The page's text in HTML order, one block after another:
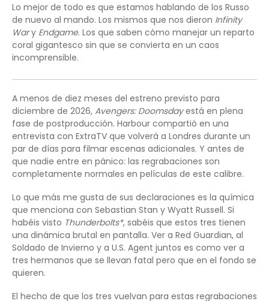
Lo mejor de todo es que estamos hablando de los Russo
de nuevo al mando. Los mismos que nos dieron Infinity
Wary Endgame. Los que saben cómo manejar un reparto
coral gigantesco sin que se convierta en un caos
incomprensible.
A menos de diez meses del estreno previsto para
diciembre de 2026, Avengers: Doomsdayestá en plena
fase de postproducción. Harbour compartió en una
entrevista con ExtraTV que volverá a Londres durante un
par de días para filmar escenas adicionales. Y antes de
que nadie entre en pánico: las regrabaciones son
completamente normales en películas de este calibre.
Lo que más me gusta de sus declaraciones es la química
que menciona con Sebastian Stan y Wyatt Russell. Si
habéis visto Thunderbolts*, sabéis que estos tres tienen
una dinámica brutal en pantalla. Ver a Red Guardian, al
Soldado de Invierno y a U.S. Agent juntos es como ver a
tres hermanos que se llevan fatal pero que en el fondo se
quieren.
El hecho de que los tres vuelvan para estas regrabaciones